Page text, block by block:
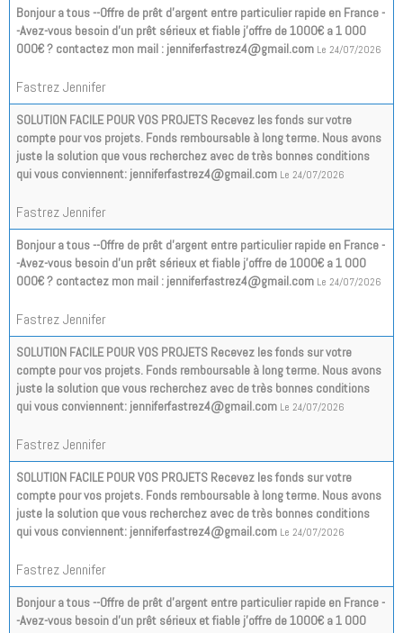
Bonjour a tous --Offre de prêt d'argent entre particulier rapide en France -
-Avez-vous besoin d'un prêt sérieux et fiable j'offre de 1000€ a 1 000
000€ ? contactez mon mail : jenniferfastrez4@gmail.com Le 24/07/2026
Fastrez Jennifer
SOLUTION FACILE POUR VOS PROJETS Recevez les fonds sur votre
compte pour vos projets. Fonds remboursable à long terme. Nous avons
juste la solution que vous recherchez avec de très bonnes conditions
qui vous conviennent: jenniferfastrez4@gmail.com Le 24/07/2026
Fastrez Jennifer
Bonjour a tous --Offre de prêt d'argent entre particulier rapide en France -
-Avez-vous besoin d'un prêt sérieux et fiable j'offre de 1000€ a 1 000
000€ ? contactez mon mail : jenniferfastrez4@gmail.com Le 24/07/2026
Fastrez Jennifer
SOLUTION FACILE POUR VOS PROJETS Recevez les fonds sur votre
compte pour vos projets. Fonds remboursable à long terme. Nous avons
juste la solution que vous recherchez avec de très bonnes conditions
qui vous conviennent: jenniferfastrez4@gmail.com Le 24/07/2026
Fastrez Jennifer
SOLUTION FACILE POUR VOS PROJETS Recevez les fonds sur votre
compte pour vos projets. Fonds remboursable à long terme. Nous avons
juste la solution que vous recherchez avec de très bonnes conditions
qui vous conviennent: jenniferfastrez4@gmail.com Le 24/07/2026
Fastrez Jennifer
Bonjour a tous --Offre de prêt d'argent entre particulier rapide en France -
-Avez-vous besoin d'un prêt sérieux et fiable j'offre de 1000€ a 1 000